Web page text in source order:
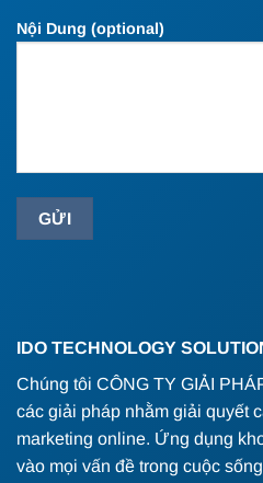
Nội Dung (optional)
IDO TECHNOLOGY
Chúng tôi CÔNG TY GIẢI
các giải pháp nhằm giải quyết
marketing online. Ứng dụng
vào mọi vấn đề trong cuộc